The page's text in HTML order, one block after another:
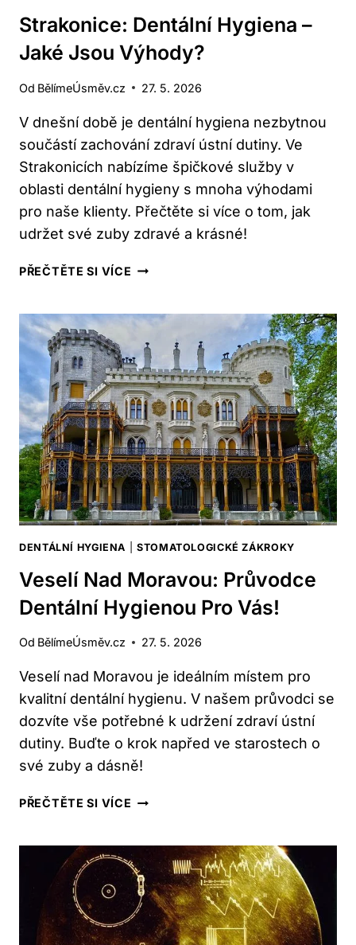
Strakonice: Dentální Hygiena –
Jaké Jsou Výhody?
Od BělímeÚsměv.cz 27. 5. 2026
V dnešní době je dentální hygiena nezbytnou
součástí zachování zdraví ústní dutiny. Ve
Strakonicích nabízíme špičkové služby v
oblasti dentální hygieny s mnoha výhodami
pro naše klienty. Přečtěte si více o tom, jak
udržet své zuby zdravé a krásné!
PŘEČTĚTE SI VÍCE STRAKONICE:
–
JAKÉ
JSOU
VÝHODY?
DENTÁLNÍ HYGIENA STOMATOLOGICKÉ ZÁKROKY
Veselí Nad Moravou: Průvodce
Dentální Hygienou Pro Vás!
Od BělímeÚsměv.cz 27. 5. 2026
Veselí nad Moravou je ideálním místem pro
kvalitní dentální hygienu. V našem průvodci se
dozvíte vše potřebné k udržení zdraví ústní
dutiny. Buďte o krok napřed ve starostech o
své zuby a dásně!
PŘEČTĚTE SI VÍCE VESELÍ
PRŮVODCE
DENTÁLNÍ
HYGIENOU
PRO
VÁS!